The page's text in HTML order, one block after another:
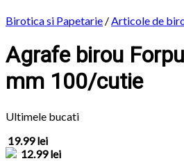
Birotica si Papetarie / Articole de
Agrafe birou
mm 100/cutie
Ultimele bucati
19.99 lei
12.99 lei